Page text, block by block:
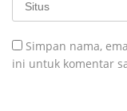
Simpan nama,
ini untuk komentar